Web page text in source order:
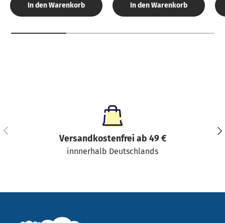
In den Warenkorb In den Warenkorb
Vorherige
Versandkostenfrei ab 49 €
innnerhalb Deutschlands